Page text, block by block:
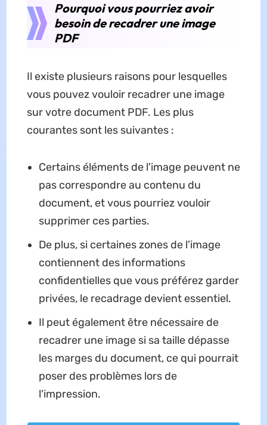
Pourquoi vous pourriez avoir
besoin de recadrer une image
PDF
Il existe plusieurs raisons pour lesquelles
vous pouvez vouloir recadrer une image
sur votre document PDF. Les plus
courantes sont les suivantes :
Certains éléments de l'image peuvent ne
pas correspondre au contenu du
document, et vous pourriez vouloir
supprimer ces parties.
De plus, si certaines zones de l'image
contiennent des informations
confidentielles que vous préférez garder
privées, le recadrage devient essentiel.
Il peut également être nécessaire de
recadrer une image si sa taille dépasse
les marges du document, ce qui pourrait
poser des problèmes lors de
l'impression.